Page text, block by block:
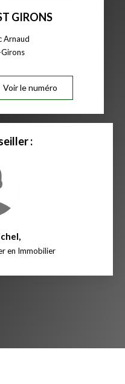
GIRONS
Arnaud
Voir le numéro
:
,
en Immobilier